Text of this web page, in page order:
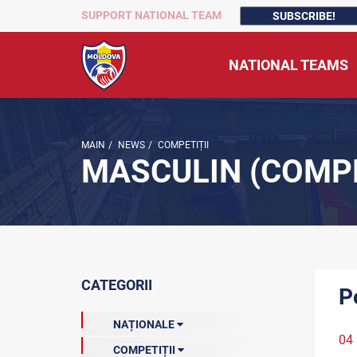
SUPPORT NATIONAL TEAM SUBSCRIBE!
NATIONAL TEAMS
MAIN / NEWS / COMPETIȚII
MASCULIN
CATEGORII
NAȚIONALE
COMPETIȚII
04